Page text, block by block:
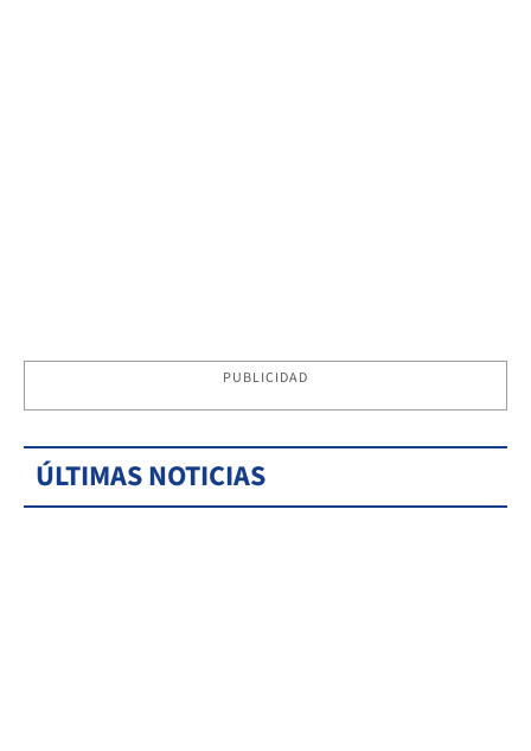
PUBLICIDAD
ÚLTIMAS NOTICIAS